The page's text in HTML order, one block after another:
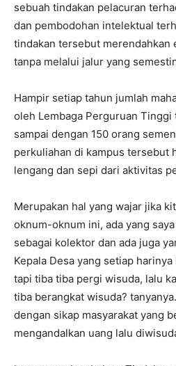
sebuah tindakan pelacuran
dan pembodohan intelektual
tindakan tersebut merendahkan
tanpa melalui jalur yang
Hampir setiap tahun jumlah
oleh Lembaga Perguruan
sampai dengan 150 orang
perkuliahan di kampus tersebut
lengang dan sepi dari aktivitas
Merupakan hal yang wajar jika
oknum-oknum ini, ada yang
sebagai kolektor dan ada juga
Kepala Desa yang setiap
tapi tiba tiba pergi wisuda, lalu
tiba berangkat wisuda?
dengan sikap masyarakat yang
mengandalkan uang lalu